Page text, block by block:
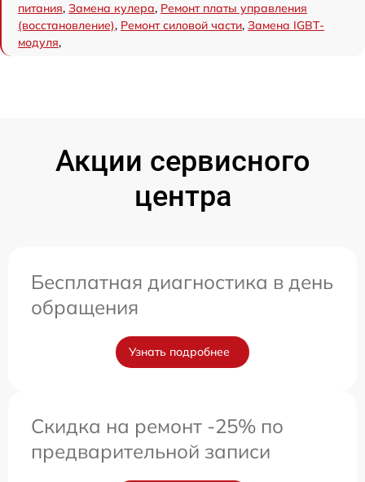
питания, Замена кулера, Ремонт платы управления
(восстановление), Ремонт силовой части, Замена IGBT-
модуля,
Акции сервисного
центра
Бесплатная диагностика в день
обращения
Узнать подробнее
Скидка на ремонт -25% по
предварительной записи